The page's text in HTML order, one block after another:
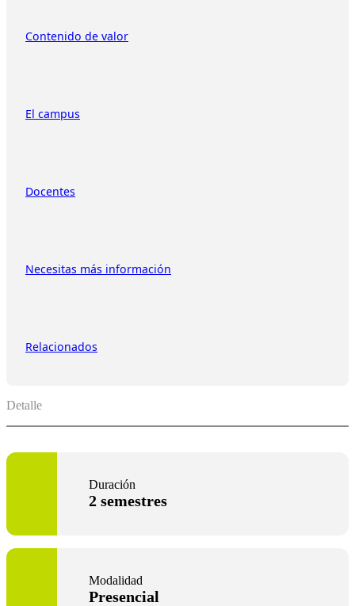
Contenido de valor
El campus
Docentes
Necesitas más información
Relacionados
Detalle
Duración
2 semestres
Modalidad
Presencial